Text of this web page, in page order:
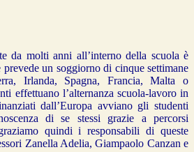
da molti anni all’interno della scuola è
un soggiorno di cinque settimane
Irlanda, Spagna, Francia, Malta o
effettuano l’alternanza scuola-lavoro in
dall’Europa avviano gli studenti
di se stessi grazie a percorsi
quindi i responsabili di queste
Zanella Adelia, Giampaolo Canzan e